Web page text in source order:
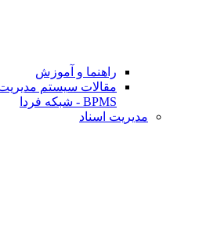
راهنما و آموزش
مقالات سیستم
BPMS - شبکه فردا
مدیریت اسناد